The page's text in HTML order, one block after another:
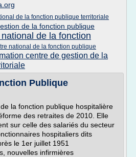
de la fonction publique territoriale
de la fonction publique
de la fonction
national de la fonction publique
centre de gestion de la
Publique
la fonction publique hospitalière
des retraites de 2010. Elle
sur celle des salariés du secteur
hospitaliers dits
le 1er juillet 1951
nouvelles infirmières